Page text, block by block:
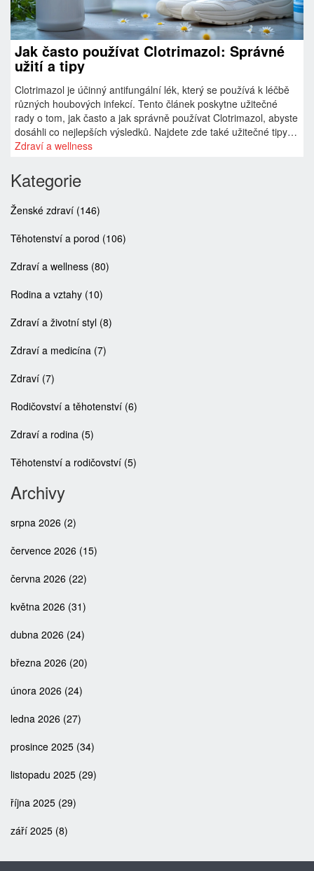
Jak často používat Clotrimazol: Správné
užití a tipy
Clotrimazol je účinný antifungální lék, který se používá k léčbě
různých houbových infekcí. Tento článek poskytne užitečné
rady o tom, jak často a jak správně používat Clotrimazol, abyste
dosáhli co nejlepších výsledků. Najdete zde také užitečné tipy a
zajímavé fakty o tom, jak lék funguje a na co si dát pozor při
Zdraví a wellness
Kategorie
Ženské zdraví (146)
Těhotenství a porod (106)
Zdraví a wellness (80)
Rodina a vztahy (10)
Zdraví a životní styl (8)
Zdraví a medicína (7)
Zdraví (7)
Rodičovství a těhotenství (6)
Zdraví a rodina (5)
Těhotenství a rodičovství (5)
Archivy
srpna 2026 (2)
července 2026 (15)
června 2026 (22)
května 2026 (31)
dubna 2026 (24)
března 2026 (20)
února 2026 (24)
ledna 2026 (27)
prosince 2025 (34)
listopadu 2025 (29)
října 2025 (29)
září 2025 (8)